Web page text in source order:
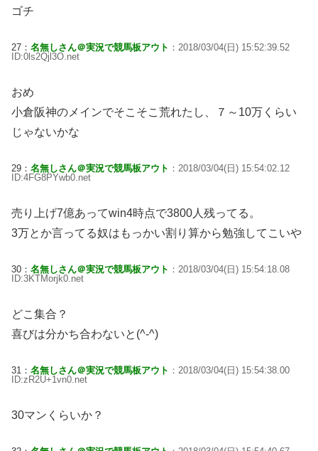
ゴチ
27： 名無しさん＠実況で競馬板アウト ：2018/03/04(日) 15:52:39.52
ID:0ls2Qjl3O.net
おめ
小倉阪神のメインでそこそこ荒れたし、７～10万くらい
じゃないかな
29： 名無しさん＠実況で競馬板アウト ：2018/03/04(日) 15:54:02.12
ID:4FG8PYwb0.net
売り上げ7億あってwin4時点で3800人残ってる。
3万とか言ってる奴はもっかい割り算から勉強してこいや
30： 名無しさん＠実況で競馬板アウト ：2018/03/04(日) 15:54:18.08
ID:3KTMorjk0.net
どこ集合？
喜びは分かち合わないと(^-^)
31： 名無しさん＠実況で競馬板アウト ：2018/03/04(日) 15:54:38.00
ID:zR2U+1vn0.net
30マンくらいか？